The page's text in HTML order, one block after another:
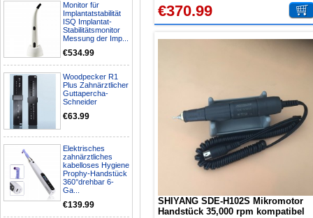
Monitor für
Implantatstabilität
ISQ Implantat-
Stabilitätsmonitor
Messung der Imp...
€534.99
Woodpecker R1
Plus Zahnärztlicher
Guttapercha-
Schneider
€63.99
Elektrisches
zahnärztliches
kabelloses Hygiene
Prophy-Handstück
360°drehbar 6-
Ga...
€139.99
€370.99
SHIYANG SDE-H102S Mikromotor
Handstück 35,000 rpm kompatibel